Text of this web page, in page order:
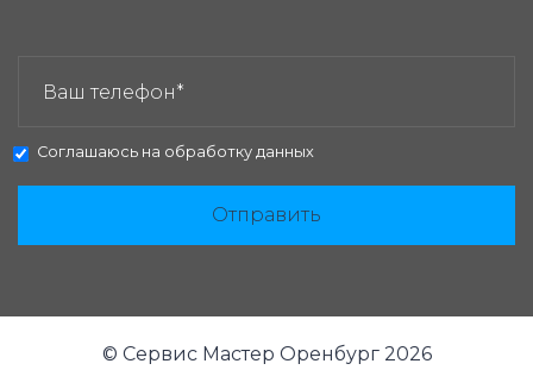
Соглашаюсь на обработку данных
Отправить
© Сервис Мастер Оренбург 2026